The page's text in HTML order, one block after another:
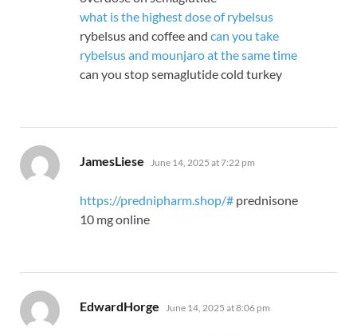
what is the highest dose of rybelsus
rybelsus and coffee and can you take
rybelsus and mounjaro at the same time
can you stop semaglutide cold turkey
JamesLiese says:
June 14, 2025 at 7:22 pm
https://prednipharm.shop/# prednisone
10 mg online
EdwardHorge says:
June 14, 2025 at 8:06 pm